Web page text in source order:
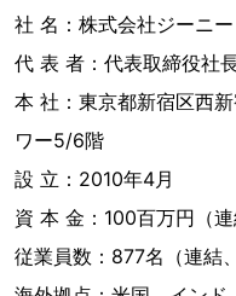
社 名：株式会社ジーニー
代 表 者：代表取締役社
本 社：東京都新宿区西
ワー5/6階
設 立：2010年4月
資 本 金：100百万円（
従業員数：877名（連結